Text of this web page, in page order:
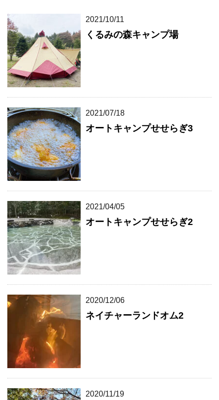
2021/10/11
くるみの森キャンプ場
2021/07/18
オートキャンプせせらぎ3
2021/04/05
オートキャンプせせらぎ2
2020/12/06
ネイチャーランドオム2
2020/11/19